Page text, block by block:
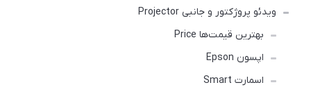
ویدئو پروژکتور و جانبی Projector
بهترین قیمت‌ها Price
اپسون Epson
اسمارت Smart